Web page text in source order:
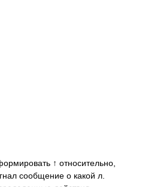
↑ относительно,
сообщение о какой л.